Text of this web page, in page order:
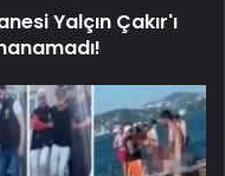
Yalçın Çakır'ı